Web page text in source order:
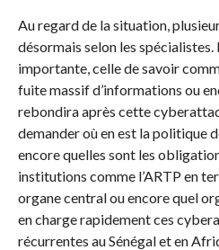
Au regard de la situation,
désormais selon les spécialistes.
importante, celle de savoir
fuite massif d’informations ou
rebondira après cette
demander où en est la politique
encore quelles sont les
institutions comme l’ARTP en
organe central ou encore quel
en charge rapidement ces
récurrentes au Sénégal et en